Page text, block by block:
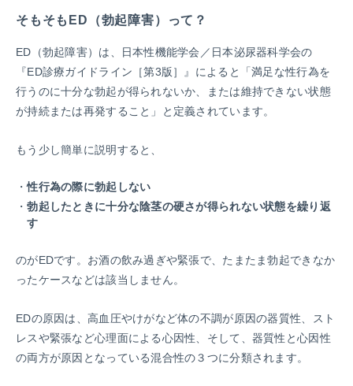
そもそもED（勃起障害）って？
ED（勃起障害）は、日本性機能学会／日本泌尿器科学会の
『ED診療ガイドライン［第3版］』によると「満足な性行為を
行うのに十分な勃起が得られないか、または維持できない状態
が持続または再発すること」と定義されています。
もう少し簡単に説明すると、
性行為の際に勃起しない
勃起したときに十分な陰茎の硬さが得られない状態を繰り返
す
のがEDです。お酒の飲み過ぎや緊張で、たまたま勃起できなか
ったケースなどは該当しません。
EDの原因は、高血圧やけがなど体の不調が原因の器質性、スト
レスや緊張など心理面による心因性、そして、器質性と心因性
の両方が原因となっている混合性の３つに分類されます。